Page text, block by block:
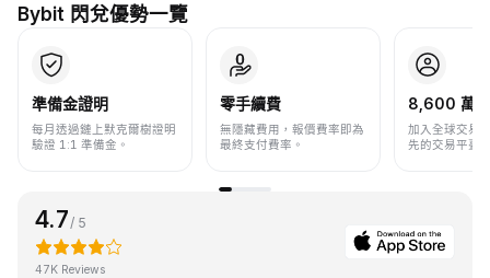
Bybit 閃兌優勢一覽
準備金證明
每月透過鏈上默克爾樹證明
驗證 1:1 準備金。
零手續費
無隱藏費用，報價費率即為
最終支付費率。
8,600 萬+
加入全球交易
先的交易平臺
4.7 / 5
47K Reviews